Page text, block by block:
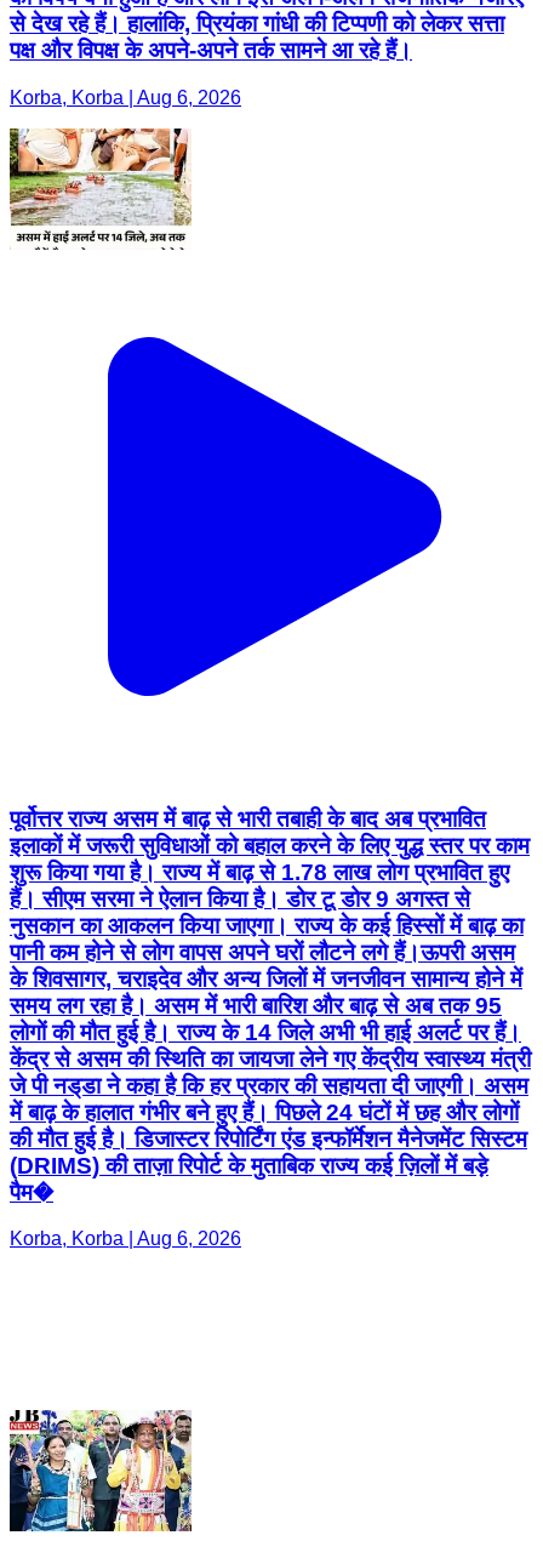
से देख रहे हैं। हालांकि, प्रियंका गांधी की टिप्पणी को लेकर सत्ता
पक्ष और विपक्ष के अपने-अपने तर्क सामने आ रहे हैं।
Korba, Korba | Aug 6, 2026
पूर्वोत्तर राज्य असम में बाढ़ से भारी तबाही के बाद अब प्रभावित
इलाकों में जरूरी सुविधाओं को बहाल करने के लिए युद्ध स्तर पर काम
शुरू किया गया है। राज्य में बाढ़ से 1.78 लाख लोग प्रभावित हुए
हैं। सीएम सरमा ने ऐलान किया है। डोर टू डोर 9 अगस्त से
नुसकान का आकलन किया जाएगा। राज्य के कई हिस्सों में बाढ़ का
पानी कम होने से लोग वापस अपने घरों लौटने लगे हैं।ऊपरी असम
के शिवसागर, चराइदेव और अन्य जिलों में जनजीवन सामान्य होने में
समय लग रहा है। असम में भारी बारिश और बाढ़ से अब तक 95
लोगों की मौत हुई है। राज्य के 14 जिले अभी भी हाई अलर्ट पर हैं।
केंद्र से असम की स्थिति का जायजा लेने गए केंद्रीय स्वास्थ्य मंत्री
जे पी नड्‌डा ने कहा है कि हर प्रकार की सहायता दी जाएगी। असम
में बाढ़ के हालात गंभीर बने हुए हैं। पिछले 24 घंटों में छह और लोगों
की मौत हुई है। डिजास्टर रिपोर्टिंग एंड इन्फॉर्मेशन मैनेजमेंट सिस्टम
(DRIMS) की ताज़ा रिपोर्ट के मुताबिक राज्य कई ज़िलों में बड़े
पैम�
Korba, Korba | Aug 6, 2026